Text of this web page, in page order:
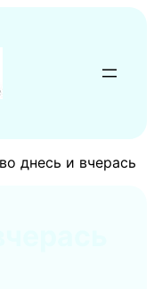
днесь и вчерась